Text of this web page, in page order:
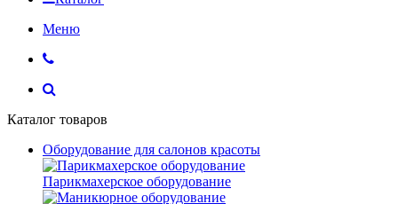
Меню
Каталог товаров
Оборудование для салонов красоты
Парикмахерское оборудование